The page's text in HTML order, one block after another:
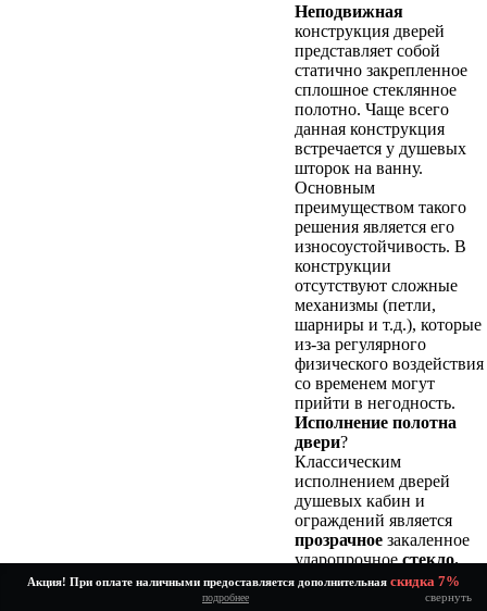
Акция! При оплате наличными предоставляется дополнительная скидка 7%
подробнее свернуть
Неподвижная
конструкция дверей
представляет собой
статично закрепленное
сплошное стеклянное
полотно. Чаще всего
данная конструкция
встречается у душевых
шторок на ванну.
Основным
преимуществом такого
решения является его
износоустойчивость. В
конструкции
отсутствуют сложные
механизмы (петли,
шарниры и т.д.), которые
из-за регулярного
физического воздействия
со временем могут
прийти в негодность.
Исполнение полотна
двери?
Классическим
исполнением дверей
душевых кабин и
ограждений является
прозрачное закаленное
ударопрочноестекло.
Оно полностью